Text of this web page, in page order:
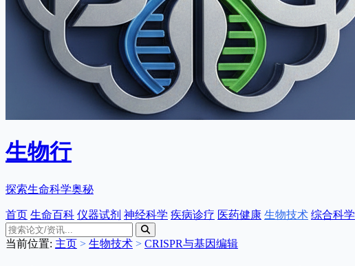
生物行
探索生命科学奥秘
首页 生命百科 仪器试剂 神经科学 疾病诊疗 医药健康 生物技术 综合科学
当前位置: 主页 > 生物技术 > CRISPR与基因编辑